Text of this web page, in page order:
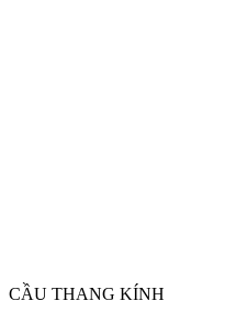
CẦU THANG KÍNH